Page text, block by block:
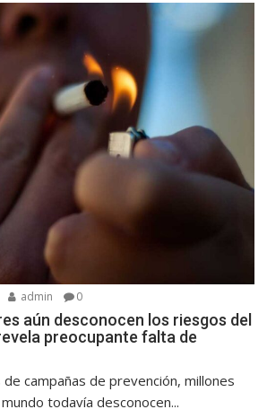
admin 0
aún desconocen los riesgos del
preocupante falta de
campañas de prevención, millones
todavía desconocen...